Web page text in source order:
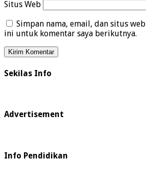
Situs Web
Simpan nama, email, dan situs
ini untuk komentar saya berikutnya.
Sekilas Info
Advertisement
Info Pendidikan